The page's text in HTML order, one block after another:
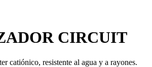
CIRCUIT
catiónico, resistente al agua y a rayones.